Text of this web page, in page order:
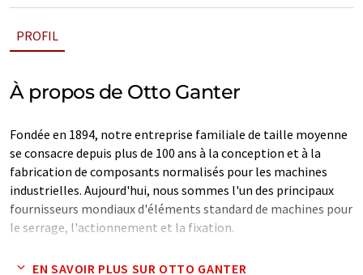
PROFIL
À propos de Otto Ganter
Fondée en 1894, notre entreprise familiale de taille moyenne
se consacre depuis plus de 100 ans à la conception et à la
fabrication de composants normalisés pour les machines
industrielles. Aujourd'hui, nous sommes l'un des principaux
fournisseurs mondiaux d'éléments standard de machines pour
le serrage, l'actionnement et la fixation.
Note: Cet article a été traduit à l'aide d'un système
EN SAVOIR PLUS SUR OTTO GANTER